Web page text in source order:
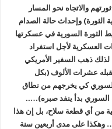
والاتجاه نحو المسار
الثورة) وإحداث حالة الصدام
الثورة السورية في عسكرتها
العسكرية لأجل استفراد
ذهب السفير الأمريكي
عشرات الألوف (بكل
السوري كي يخرجهم من نطاق
السوري بدأ ينفد صبره)…..
من أي قطعة سلاح، بل إن هذا
وهكذا على مدى أربعين سنة